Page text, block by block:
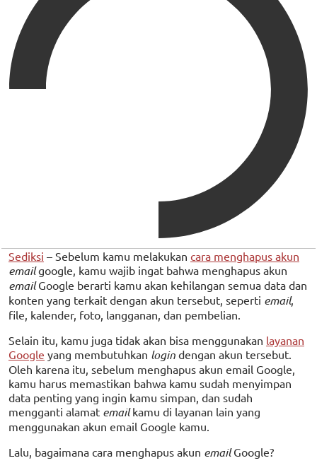
Sediksi – Sebelum kamu melakukan cara menghapus akun
emailgoogle, kamu wajib ingat bahwa menghapus akun
emailGoogle berarti kamu akan kehilangan semua data dan
konten yang terkait dengan akun tersebut, seperti email,
file, kalender, foto, langganan, dan pembelian.
Selain itu, kamu juga tidak akan bisa menggunakan layanan
Google yang membutuhkan login dengan akun tersebut.
Oleh karena itu, sebelum menghapus akun email Google,
kamu harus memastikan bahwa kamu sudah menyimpan
data penting yang ingin kamu simpan, dan sudah
mengganti alamat emailkamu di layanan lain yang
menggunakan akun email Google kamu.
Lalu, bagaimana cara menghapus akun emailGoogle?